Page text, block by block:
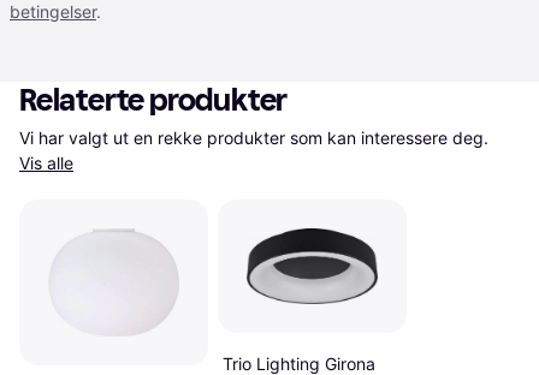
betingelser.
Relaterte produkter
Vis alle
Trio Lighting Girona